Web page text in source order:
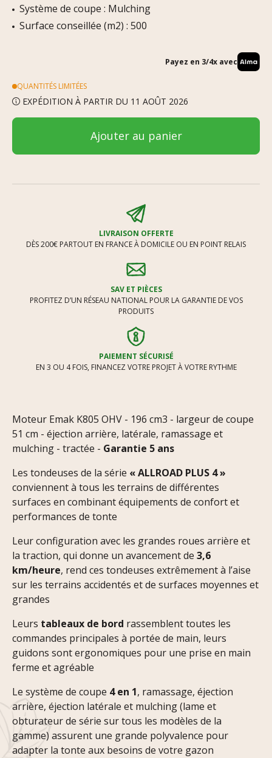
Système de coupe : Mulching
Surface conseillée (m2) : 500
Payez en 3/4x avec
QUANTITÉS LIMITÉES
EXPÉDITION À PARTIR DU 11 AOÛT 2026
Ajouter au panier
LIVRAISON OFFERTE
DÈS 200€ PARTOUT EN FRANCE À DOMICILE OU EN POINT RELAIS
SAV ET PIÈCES
PROFITEZ D’UN RÉSEAU NATIONAL POUR LA GARANTIE DE VOS
PRODUITS
PAIEMENT SÉCURISÉ
EN 3 OU 4 FOIS, FINANCEZ VOTRE PROJET À VOTRE RYTHME
Moteur Emak K805 OHV - 196 cm3 - largeur de coupe
51 cm - éjection arrière, latérale, ramassage et
mulching - tractée - Garantie 5 ans
Les tondeuses de la série « ALLROAD PLUS 4 »
conviennent à tous les terrains de différentes
surfaces en combinant équipements de confort et
performances de tonte
Leur configuration avec les grandes roues arrière et
la traction, qui donne un avancement de 3,6
km/heure, rend ces tondeuses extrêmement à l’aise
sur les terrains accidentés et de surfaces moyennes et
grandes
Leurs tableaux de bord rassemblent toutes les
commandes principales à portée de main, leurs
guidons sont ergonomiques pour une prise en main
ferme et agréable
Le système de coupe 4 en 1, ramassage, éjection
arrière, éjection latérale et mulching (lame et
obturateur de série sur tous les modèles de la
gamme) assurent une grande polyvalence pour
adapter la tonte aux besoins de votre gazon